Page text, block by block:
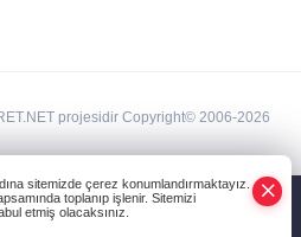
projesidir Copyright© 2006-2026
sitemizde çerez konumlandırmaktayız.
toplanıp işlenir. Sitemizi
etmiş olacaksınız.